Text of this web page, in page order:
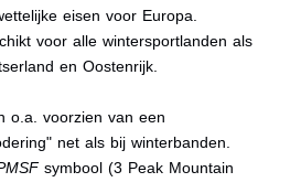
eisen voor Europa.
voor alle wintersportlanden als
en Oostenrijk.
o.a. voorzien van een
net als bij winterbanden.
symbool (3 Peak Mountain